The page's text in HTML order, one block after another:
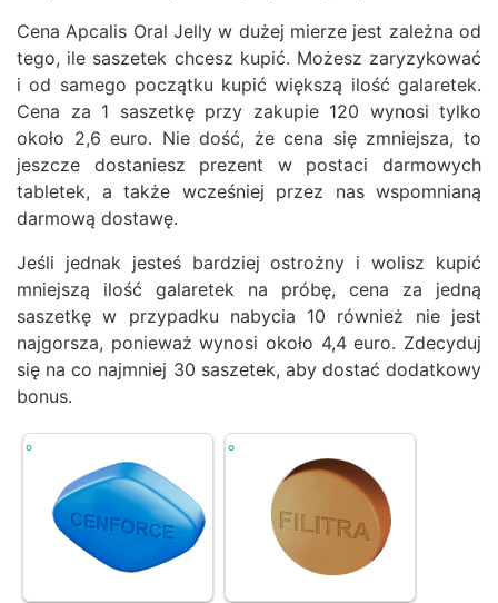
Cena Apcalis Oral Jelly w dużej mierze jest zależna od
tego, ile saszetek chcesz kupić. Możesz zaryzykować
i od samego początku kupić większą ilość galaretek.
Cena za 1 saszetkę przy zakupie 120 wynosi tylko
około 2,6 euro. Nie dość, że cena się zmniejsza, to
jeszcze dostaniesz prezent w postaci darmowych
tabletek, a także wcześniej przez nas wspomnianą
darmową dostawę.
Jeśli jednak jesteś bardziej ostrożny i wolisz kupić
mniejszą ilość galaretek na próbę, cena za jedną
saszetkę w przypadku nabycia 10 również nie jest
najgorsza, ponieważ wynosi około 4,4 euro. Zdecyduj
się na co najmniej 30 saszetek, aby dostać dodatkowy
bonus.